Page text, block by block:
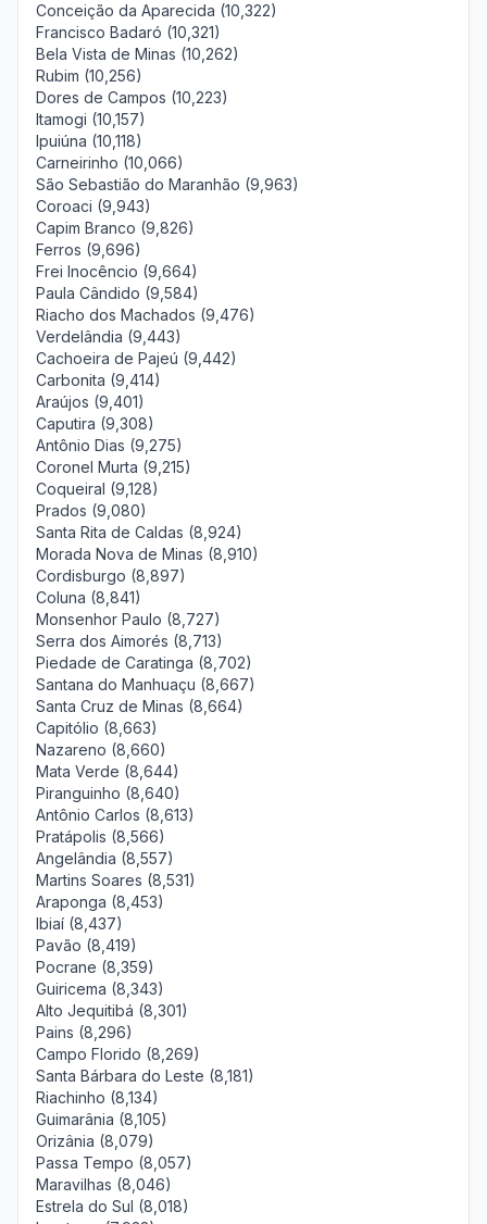
Conceição da Aparecida (10,322)
Francisco Badaró (10,321)
Bela Vista de Minas (10,262)
Rubim (10,256)
Dores de Campos (10,223)
Itamogi (10,157)
Ipuiúna (10,118)
Carneirinho (10,066)
São Sebastião do Maranhão (9,963)
Coroaci (9,943)
Capim Branco (9,826)
Ferros (9,696)
Frei Inocêncio (9,664)
Paula Cândido (9,584)
Riacho dos Machados (9,476)
Verdelândia (9,443)
Cachoeira de Pajeú (9,442)
Carbonita (9,414)
Araújos (9,401)
Caputira (9,308)
Antônio Dias (9,275)
Coronel Murta (9,215)
Coqueiral (9,128)
Prados (9,080)
Santa Rita de Caldas (8,924)
Morada Nova de Minas (8,910)
Cordisburgo (8,897)
Coluna (8,841)
Monsenhor Paulo (8,727)
Serra dos Aimorés (8,713)
Piedade de Caratinga (8,702)
Santana do Manhuaçu (8,667)
Santa Cruz de Minas (8,664)
Capitólio (8,663)
Nazareno (8,660)
Mata Verde (8,644)
Piranguinho (8,640)
Antônio Carlos (8,613)
Pratápolis (8,566)
Angelândia (8,557)
Martins Soares (8,531)
Araponga (8,453)
Ibiaí (8,437)
Pavão (8,419)
Pocrane (8,359)
Guiricema (8,343)
Alto Jequitibá (8,301)
Pains (8,296)
Campo Florido (8,269)
Santa Bárbara do Leste (8,181)
Riachinho (8,134)
Guimarânia (8,105)
Orizânia (8,079)
Passa Tempo (8,057)
Maravilhas (8,046)
Estrela do Sul (8,018)